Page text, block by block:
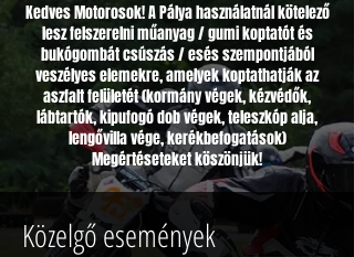
Kedves Motorosok! A Pálya használatnál kötelező
lesz felszerelni műanyag / gumi koptatót és
bukógombát csúszás / esés szempontjából
veszélyes elemekre, amelyek koptathatják az
aszfalt felületét (kormány végek, kézvédők,
lábtartók, kipufogó dob végek, teleszkóp alja,
lengővilla vége, kerékbefogatások)
Megértéseteket köszönjük!
Közelgő események